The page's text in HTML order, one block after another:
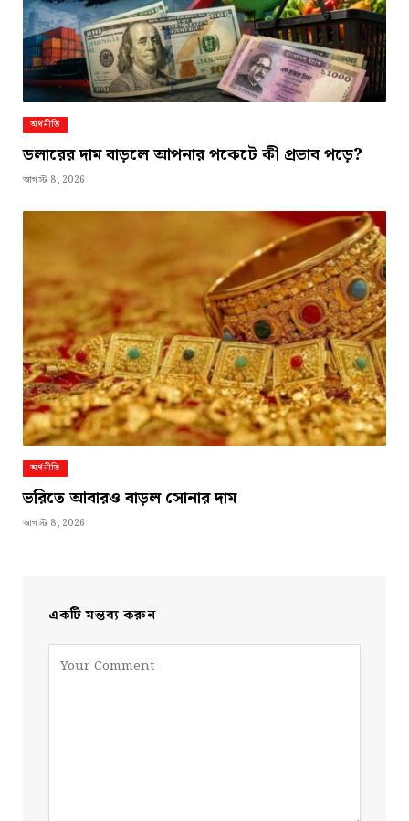
অর্থনীতি
ডলারের দাম বাড়লে আপনার পকেটে কী প্রভাব পড়ে?
আগস্ট 8, 2026
অর্থনীতি
ভরিতে আবারও বাড়ল সোনার দাম
আগস্ট 8, 2026
একটি মন্তব্য করুন